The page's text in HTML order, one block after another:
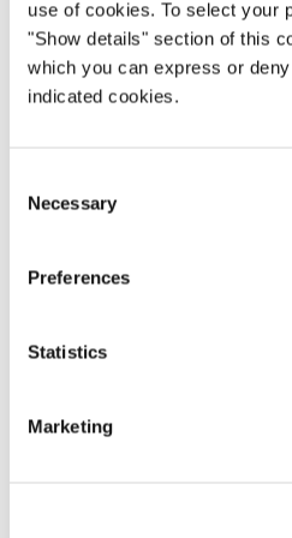
use of cookies. To select your
"Show details" section of this
which you can express or
indicated cookies.
Selection
Necessary
Preferences
Statistics
Marketing
View More
Projects